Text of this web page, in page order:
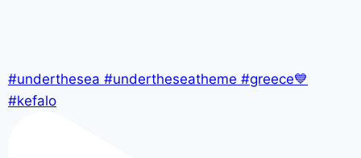
#underthesea #undertheseatheme #greece💙
#kefalo